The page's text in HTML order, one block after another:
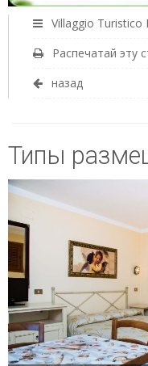
Villaggio Turistico
Распечатай эту
назад
Типы